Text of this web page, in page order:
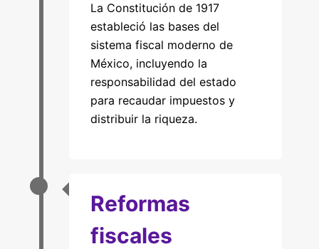
La Constitución de 1917
estableció las bases del
sistema fiscal moderno de
México, incluyendo la
responsabilidad del estado
para recaudar impuestos y
distribuir la riqueza.
Reformas
fiscales